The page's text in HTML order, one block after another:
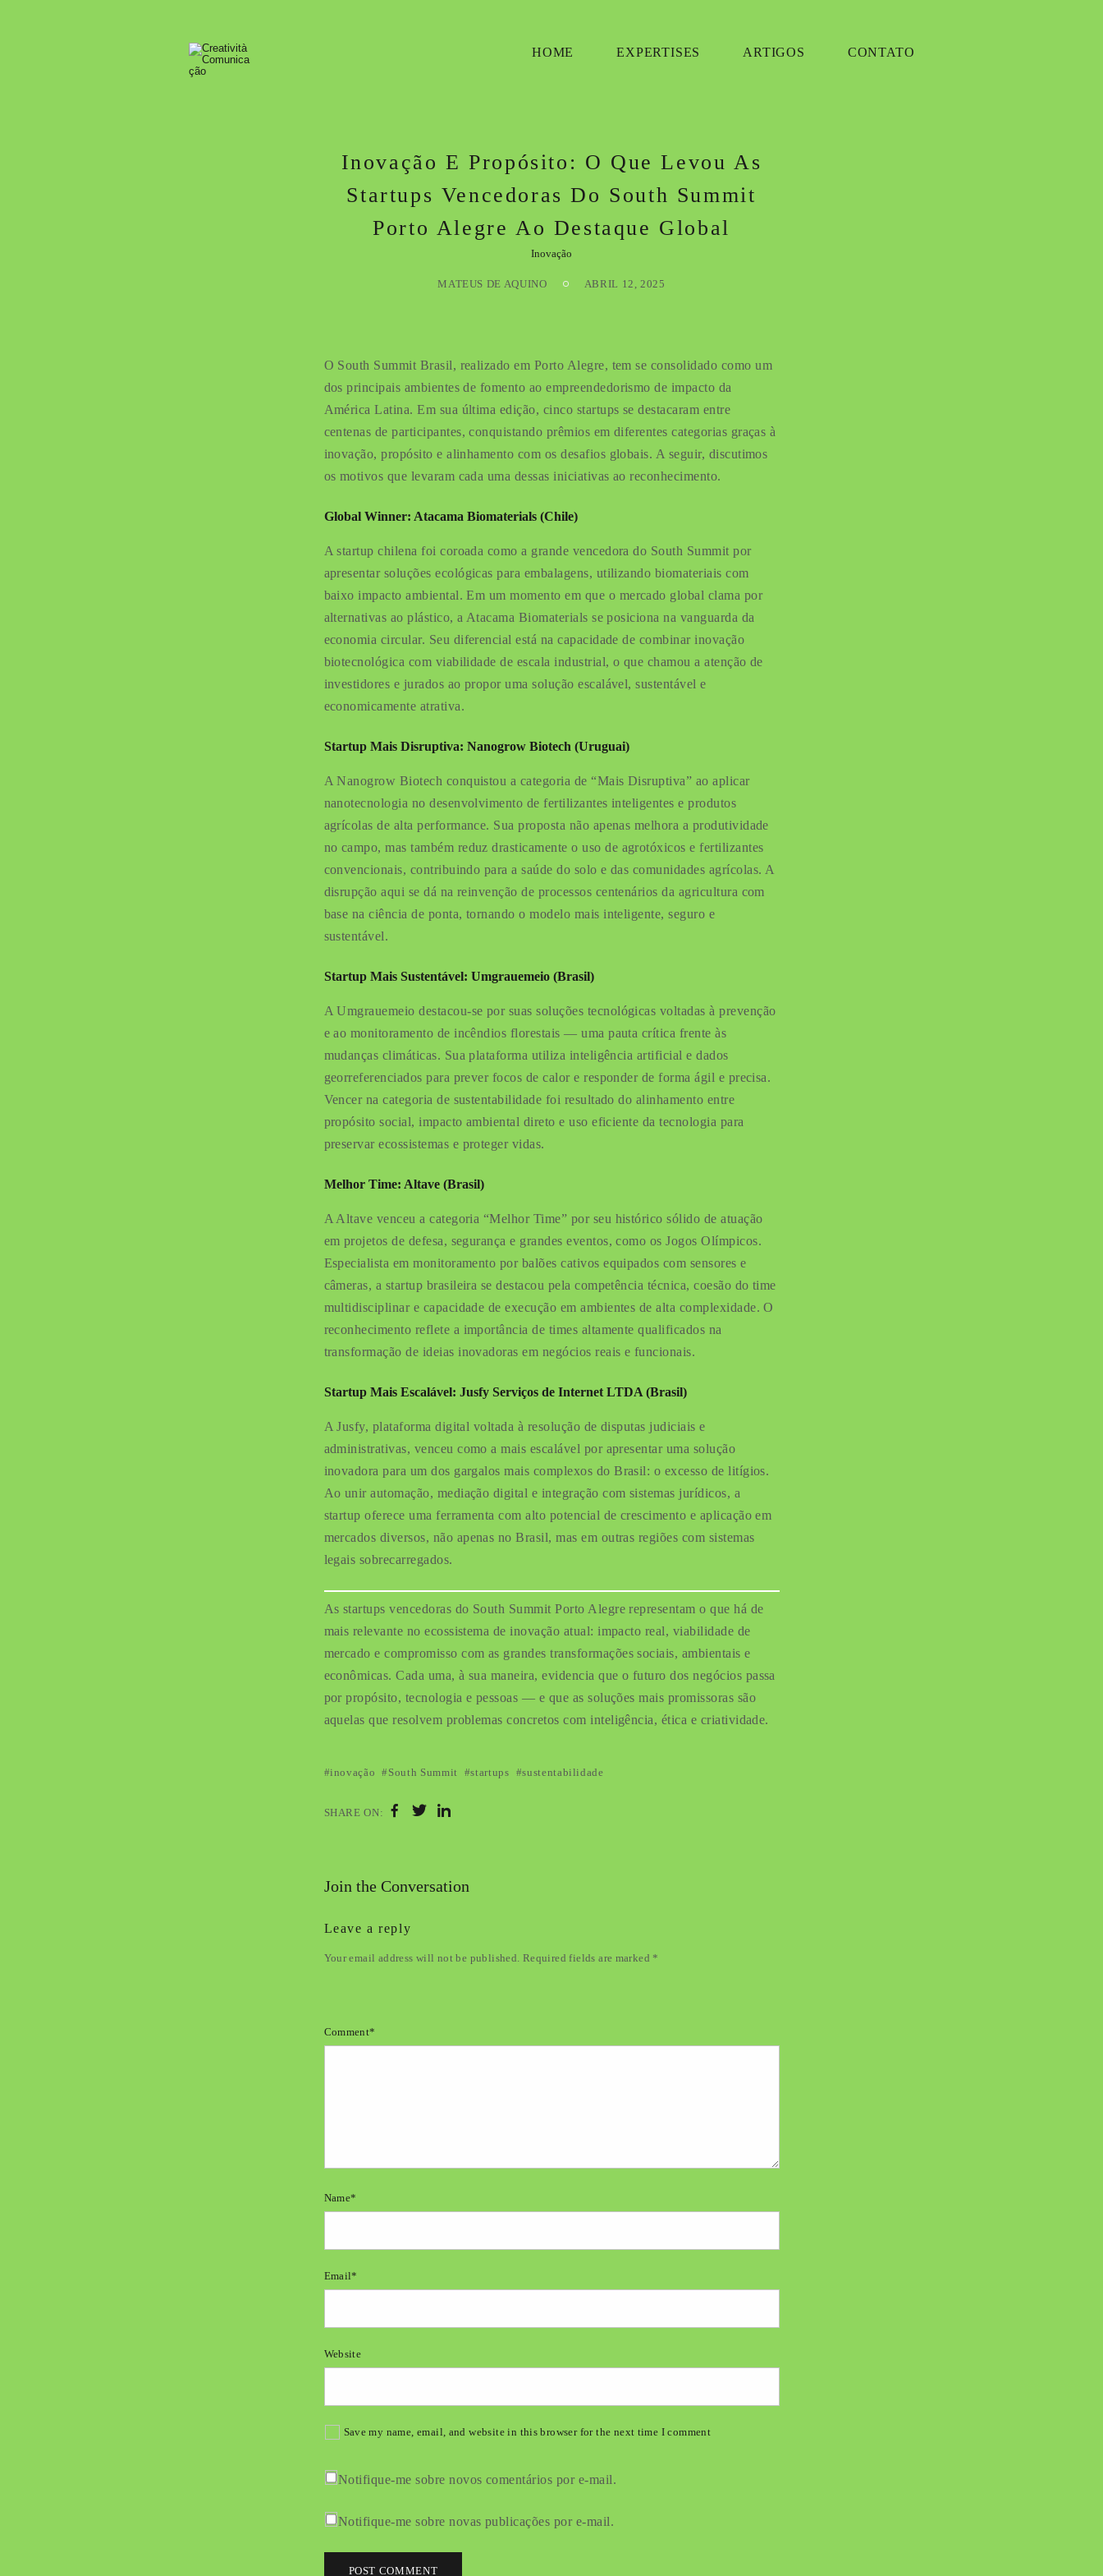
HOME EXPERTISES ARTIGOS CONTATO
Inovação E Propósito: O Que Levou As
Startups Vencedoras Do South Summit
Porto Alegre Ao Destaque Global
Inovação
MATEUS DE AQUINO ABRIL 12, 2025
O South Summit Brasil, realizado em Porto Alegre, tem se consolidado como um
dos principais ambientes de fomento ao empreendedorismo de impacto da
América Latina. Em sua última edição, cinco startups se destacaram entre
centenas de participantes, conquistando prêmios em diferentes categorias graças à
inovação, propósito e alinhamento com os desafios globais. A seguir, discutimos
os motivos que levaram cada uma dessas iniciativas ao reconhecimento.
Global Winner: Atacama Biomaterials (Chile)
A startup chilena foi coroada como a grande vencedora do South Summit por
apresentar soluções ecológicas para embalagens, utilizando biomateriais com
baixo impacto ambiental. Em um momento em que o mercado global clama por
alternativas ao plástico, a Atacama Biomaterials se posiciona na vanguarda da
economia circular. Seu diferencial está na capacidade de combinar inovação
biotecnológica com viabilidade de escala industrial, o que chamou a atenção de
investidores e jurados ao propor uma solução escalável, sustentável e
economicamente atrativa.
Startup Mais Disruptiva: Nanogrow Biotech (Uruguai)
A Nanogrow Biotech conquistou a categoria de “Mais Disruptiva” ao aplicar
nanotecnologia no desenvolvimento de fertilizantes inteligentes e produtos
agrícolas de alta performance. Sua proposta não apenas melhora a produtividade
no campo, mas também reduz drasticamente o uso de agrotóxicos e fertilizantes
convencionais, contribuindo para a saúde do solo e das comunidades agrícolas. A
disrupção aqui se dá na reinvenção de processos centenários da agricultura com
base na ciência de ponta, tornando o modelo mais inteligente, seguro e
sustentável.
Startup Mais Sustentável: Umgrauemeio (Brasil)
A Umgrauemeio destacou-se por suas soluções tecnológicas voltadas à prevenção
e ao monitoramento de incêndios florestais — uma pauta crítica frente às
mudanças climáticas. Sua plataforma utiliza inteligência artificial e dados
georreferenciados para prever focos de calor e responder de forma ágil e precisa.
Vencer na categoria de sustentabilidade foi resultado do alinhamento entre
propósito social, impacto ambiental direto e uso eficiente da tecnologia para
preservar ecossistemas e proteger vidas.
Melhor Time: Altave (Brasil)
A Altave venceu a categoria “Melhor Time” por seu histórico sólido de atuação
em projetos de defesa, segurança e grandes eventos, como os Jogos Olímpicos.
Especialista em monitoramento por balões cativos equipados com sensores e
câmeras, a startup brasileira se destacou pela competência técnica, coesão do time
multidisciplinar e capacidade de execução em ambientes de alta complexidade. O
reconhecimento reflete a importância de times altamente qualificados na
transformação de ideias inovadoras em negócios reais e funcionais.
Startup Mais Escalável: Jusfy Serviços de Internet LTDA (Brasil)
A Jusfy, plataforma digital voltada à resolução de disputas judiciais e
administrativas, venceu como a mais escalável por apresentar uma solução
inovadora para um dos gargalos mais complexos do Brasil: o excesso de litígios.
Ao unir automação, mediação digital e integração com sistemas jurídicos, a
startup oferece uma ferramenta com alto potencial de crescimento e aplicação em
mercados diversos, não apenas no Brasil, mas em outras regiões com sistemas
legais sobrecarregados.
As startups vencedoras do South Summit Porto Alegre representam o que há de
mais relevante no ecossistema de inovação atual: impacto real, viabilidade de
mercado e compromisso com as grandes transformações sociais, ambientais e
econômicas. Cada uma, à sua maneira, evidencia que o futuro dos negócios passa
por propósito, tecnologia e pessoas — e que as soluções mais promissoras são
aquelas que resolvem problemas concretos com inteligência, ética e criatividade.
inovação South Summit startups sustentabilidade
SHARE ON:
Join the Conversation
Leave a reply
Your email address will not be published. Required fields are marked *
Comment*
Name*
Email*
Website
Save my name, email, and website in this browser for the next time I comment
Notifique-me sobre novos comentários por e-mail.
Notifique-me sobre novas publicações por e-mail.